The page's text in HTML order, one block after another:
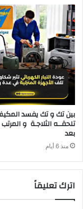
‬بعد‭ ‬
منذ 6 أيام
اترك تعليقاً